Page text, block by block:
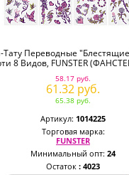
Тату Переводные
8 Видов, FUNSTER
58.17 руб.
61.32 руб.
65.38 руб.
Артикул: 1014225
Торговая марка:
FUNSTER
Минимальный опт: 24
Остаток : 4023